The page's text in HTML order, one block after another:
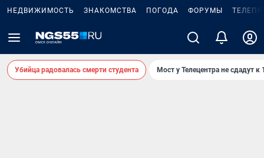
НЕДВИЖИМОСТЬ ЗНАКОМСТВА ПОГОДА ФОРУМЫ
Убийца радовалась смерти студента Мост у Телецентра не сдадут к